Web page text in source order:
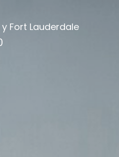
Fort Lauderdale